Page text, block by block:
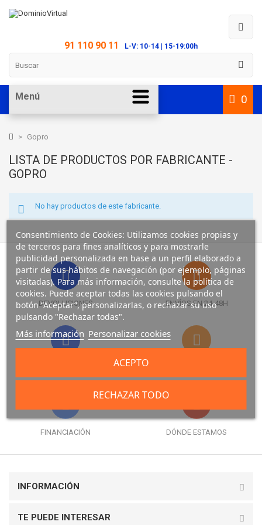
91 110 90 11 L-V: 10-14 | 15-19:00h
0
Menú
> Gopro
LISTA DE PRODUCTOS POR FABRICANTE -
GOPRO
No hay productos de este fabricante.
DEVOLUCIONES ENVÍOS EN 24-48H
FINANCIACIÓN DÓNDE ESTAMOS
INFORMACIÓN
TE PUEDE INTERESAR
Consentimiento de Cookies: Utilizamos cookies propias y
de terceros para fines analíticos y para mostrarle
publicidad personalizada en base a un perfil elaborado a
partir de sus hábitos de navegación (por ejemplo, páginas
visitadas). Para más información, consulte la política de
cookies. Puede aceptar todas las cookies pulsando el
botón “Aceptar”, personalizarlas, o rechazar su uso
pulsando "Rechazar todas".
Más información Personalizar cookies
RECHAZAR TODO
ACEPTO